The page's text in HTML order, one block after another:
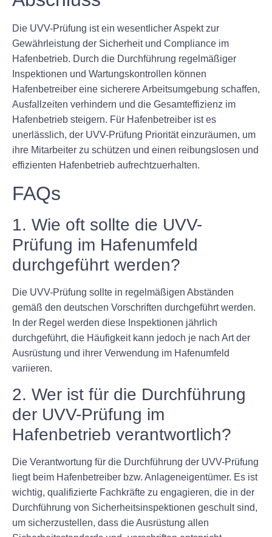
Die UVV-Prüfung ist ein wesentlicher Aspekt zur
Gewährleistung der Sicherheit und Compliance im
Hafenbetrieb. Durch die Durchführung regelmäßiger
Inspektionen und Wartungskontrollen können
Hafenbetreiber eine sicherere Arbeitsumgebung schaffen,
Ausfallzeiten verhindern und die Gesamteffizienz im
Hafenbetrieb steigern. Für Hafenbetreiber ist es
unerlässlich, der UVV-Prüfung Priorität einzuräumen, um
ihre Mitarbeiter zu schützen und einen reibungslosen und
effizienten Hafenbetrieb aufrechtzuerhalten.
FAQs
1. Wie oft sollte die UVV-
Prüfung im Hafenumfeld
durchgeführt werden?
Die UVV-Prüfung sollte in regelmäßigen Abständen
gemäß den deutschen Vorschriften durchgeführt werden.
In der Regel werden diese Inspektionen jährlich
durchgeführt, die Häufigkeit kann jedoch je nach Art der
Ausrüstung und ihrer Verwendung im Hafenumfeld
variieren.
2. Wer ist für die Durchführung
der UVV-Prüfung im
Hafenbetrieb verantwortlich?
Die Verantwortung für die Durchführung der UVV-Prüfung
liegt beim Hafenbetreiber bzw. Anlageneigentümer. Es ist
wichtig, qualifizierte Fachkräfte zu engagieren, die in der
Durchführung von Sicherheitsinspektionen geschult sind,
um sicherzustellen, dass die Ausrüstung allen